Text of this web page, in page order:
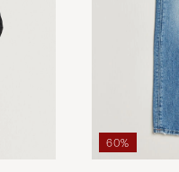
60%